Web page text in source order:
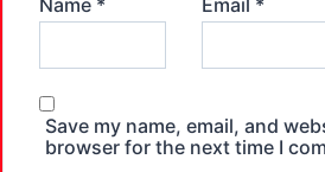
Save my name, email, and
browser for the next time I